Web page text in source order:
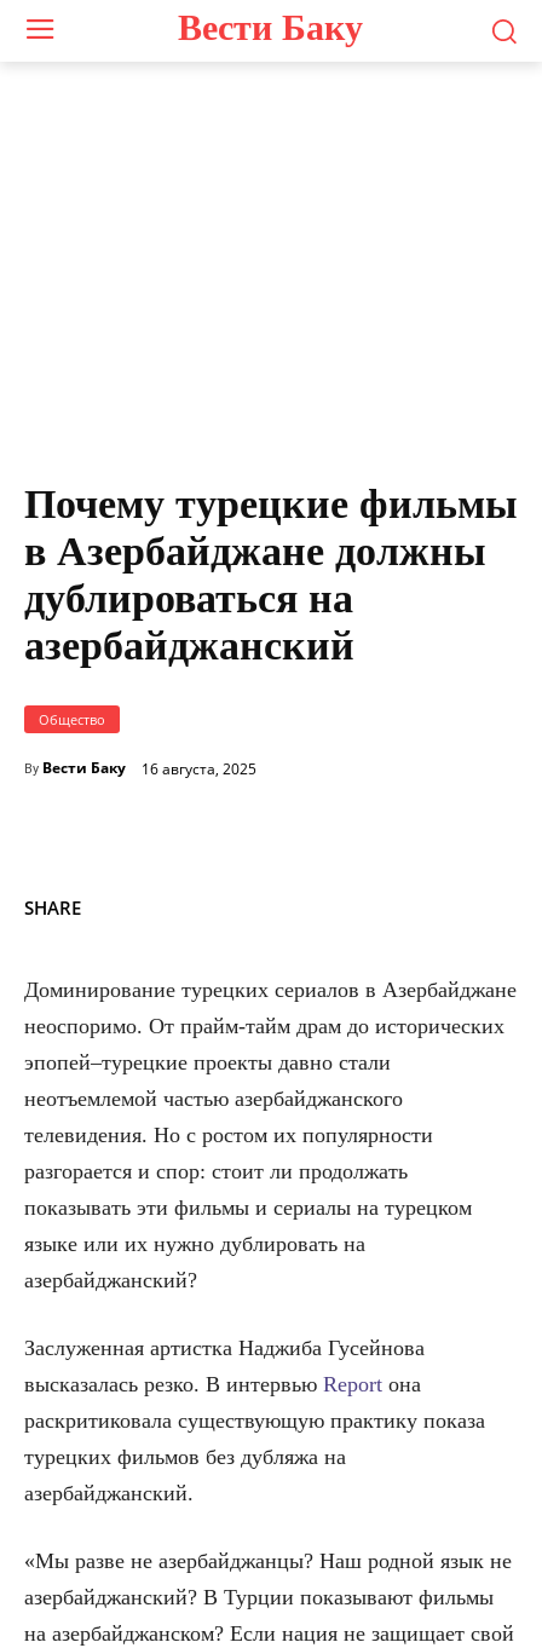
Вести Баку
Почему турецкие фильмы
в Азербайджане должны
дублироваться на
азербайджанский
Общество
By Вести Баку 16 августа, 2025
SHARE
Доминирование турецких сериалов в Азербайджане
неоспоримо. От прайм-тайм драм до исторических
эпопей–турецкие проекты давно стали
неотъемлемой частью азербайджанского
телевидения. Но с ростом их популярности
разгорается и спор: стоит ли продолжать
показывать эти фильмы и сериалы на турецком
языке или их нужно дублировать на
азербайджанский?
Заслуженная артистка Наджиба Гусейнова
высказалась резко. В интервью Report она
раскритиковала существующую практику показа
турецких фильмов без дубляжа на
азербайджанский.
«Мы разве не азербайджанцы? Наш родной язык не
азербайджанский? В Турции показывают фильмы
на азербайджанском? Если нация не защищает свой